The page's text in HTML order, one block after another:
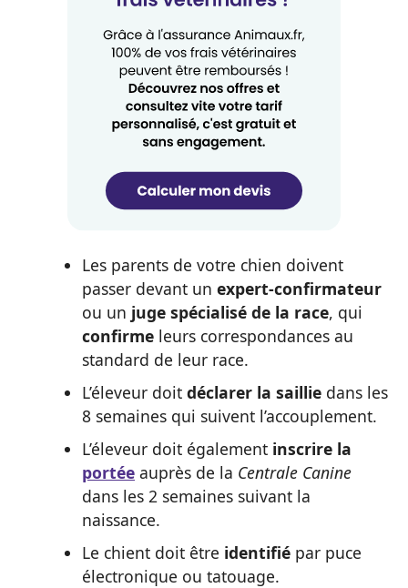
Les parents de votre chien doivent
passer devant un expert-confirmateur
ou un juge spécialisé de la race, qui
confirme leurs correspondances au
standard de leur race.
L’éleveur doit déclarer la saillie dans les
8 semaines qui suivent l’accouplement.
L’éleveur doit également inscrire la
portée auprès de la Centrale Canine
dans les 2 semaines suivant la
naissance.
Le chient doit être identifié par puce
électronique ou tatouage.